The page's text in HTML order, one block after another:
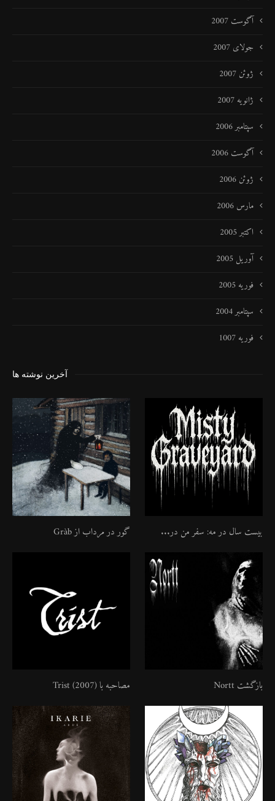
آگوست 2007
جولای 2007
ژوئن 2007
ژانویه 2007
سپتامبر 2006
آگوست 2006
ژوئن 2006
مارس 2006
اکتبر 2005
آوریل 2005
فوریه 2005
سپتامبر 2004
فوریه 1007
آخرین نوشته ها
بیست سال در مه: سفر من در... گور در مرداب از Gràb
بازگشت Nortt مصاحبه با Trist (2007)